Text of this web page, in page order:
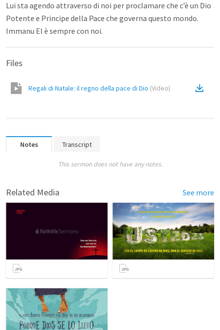
Lui sta agendo attraverso di noi per proclamare che c’è un ‎Dio
Potente e ‎Principe della Pace che governa questo mondo.
Immanu El è sempre con noi.
Files
‎Regali di Natale: ‎il regno della pace di Dio (Video)
Notes Transcript
This sermon does not have any notes.
Related Media See more